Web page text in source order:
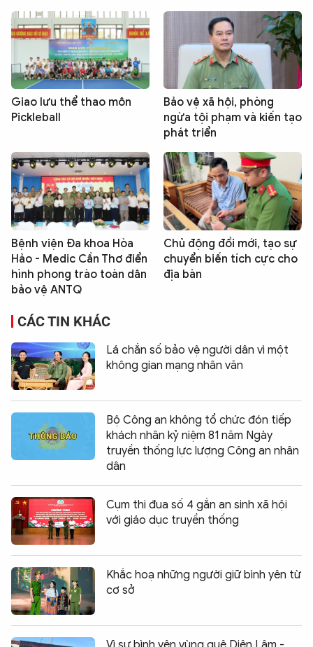
Giao lưu thể thao môn
Pickleball
Bảo vệ xã hội, phòng
ngừa tội phạm và kiến tạo
phát triển
Bệnh viện Đa khoa Hòa
Hảo - Medic Cần Thơ điển
hình phong trào toàn dân
bảo vệ ANTQ
Chủ động đổi mới, tạo sự
chuyển biến tích cực cho
địa bàn
CÁC TIN KHÁC
Lá chắn số bảo vệ người dân vì một
không gian mạng nhân văn
Bộ Công an không tổ chức đón tiếp
khách nhân kỷ niệm 81 năm Ngày
truyền thống lực lượng Công an nhân
dân
Cụm thi đua số 4 gắn an sinh xã hội
với giáo dục truyền thống
Khắc hoạ những người giữ bình yên từ
cơ sở